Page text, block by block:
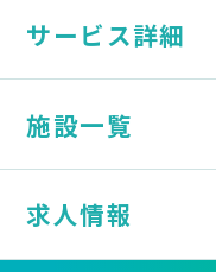
サービス詳細
施設一覧
求人情報